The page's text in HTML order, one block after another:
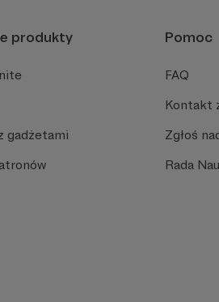
produkty
gadżetami
Pomoc
FAQ
Kontakt
Zgłoś
Rada